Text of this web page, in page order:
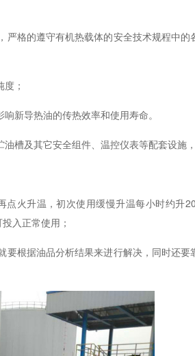
格的遵守有机热载体的安全技术规程中的
；
响新导热油的传热效率和使用寿命。
油槽及其它安全组件、温控仪表等配套设施
点火升温，初次使用缓慢升温每小时约升
入正常使用；
根据油品分析结果来进行解决，同时还要